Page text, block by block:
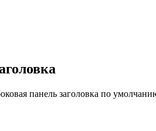
панель заголовка по